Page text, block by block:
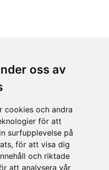
oss av
cookies och andra
för att
surfupplevelse på
för att visa dig
och riktade
att analysera vår